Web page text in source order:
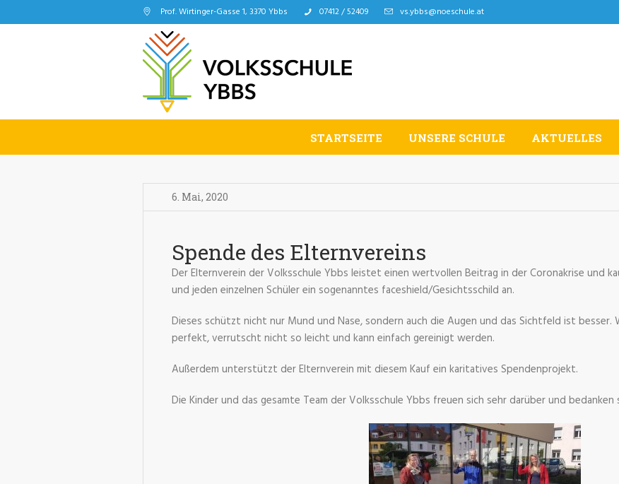
Prof. Wirtinger-Gasse 1, 3370 Ybbs 07412 / 52409 vs.ybbs@noeschule.at
STARTSEITE UNSERE SCHULE AKTUELLES
6. Mai, 2020
Spende des Elternvereins
Der Elternverein der Volksschule Ybbs leistet einen wertvollen Beitrag in der Coronakrise und
und jeden einzelnen Schüler ein sogenanntes faceshield/Gesichtsschild an.
Dieses schützt nicht nur Mund und Nase, sondern auch die Augen und das Sichtfeld ist
perfekt, verrutscht nicht so leicht und kann einfach gereinigt werden.
Außerdem unterstützt der Elternverein mit diesem Kauf ein karitatives Spendenprojekt.
Die Kinder und das gesamte Team der Volksschule Ybbs freuen sich sehr darüber und bedanken